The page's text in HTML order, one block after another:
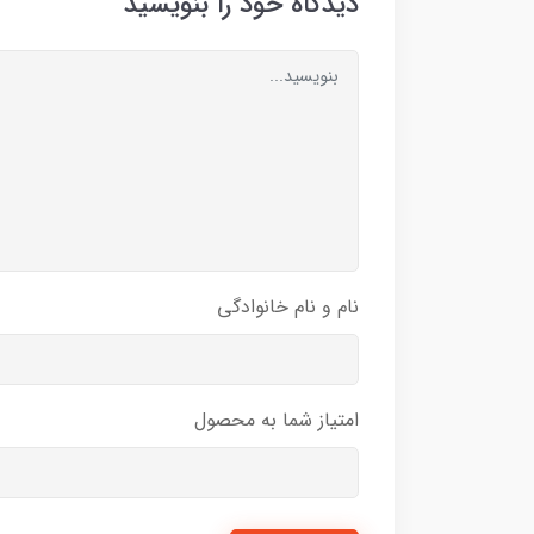
نام و نام خانوادگی
امتیاز شما به محصول